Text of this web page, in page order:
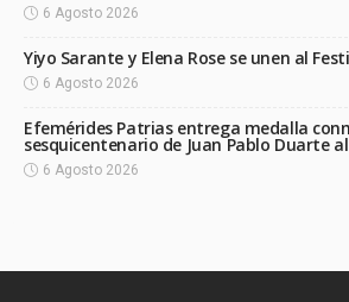
6 Agosto 2026
Yiyo Sarante y Elena Rose se unen al
6 Agosto 2026
Efemérides Patrias entrega medalla
sesquicentenario de Juan Pablo Duarte
6 Agosto 2026